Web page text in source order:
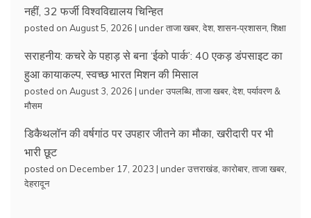
नहीं, 32 फर्जी विश्वविद्यालय चिन्हित
posted on August 5, 2026 | underताजा खबर देश, शासन-प्रशासन, शिक्षा
सराहनीय: कचरे के पहाड़ से बना ‘ईको पार्क’: 40 एकड़ डंपसाइट का
हुआ कायाकल्प, स्वच्छ भारत मिशन की मिसाल
posted on August 3, 2026 | underउपलब्धि ताजा खबर देश, पर्यावरण &
मौसम
डिकैथलॉन की वर्षगांठ पर उपहार जीतने का मौका, खरीदारी पर भी
भारी छूट
posted on December 17, 2023 | underउत्तराखंड कारोबार ताजा खबर
देहरादून